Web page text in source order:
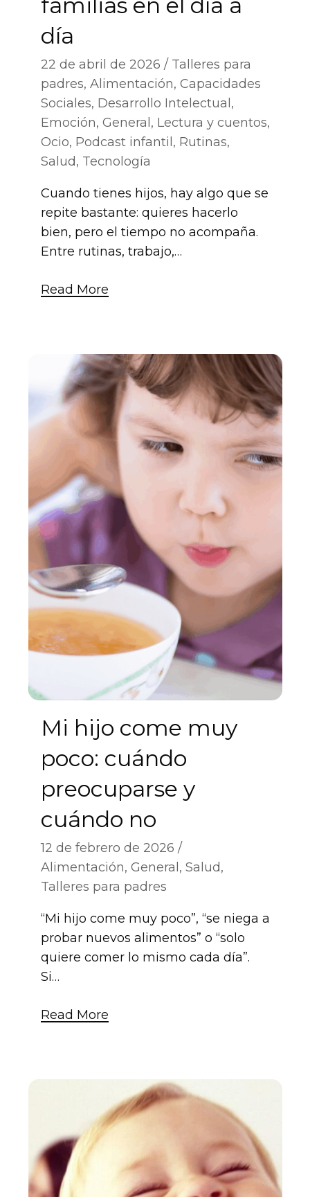
día
22 de abril de 2026
Talleres para
padres, Alimentación, Capacidades
Sociales, Desarrollo Intelectual,
Emoción, General, Lectura y cuentos,
Ocio, Podcast infantil, Rutinas,
Salud, Tecnología
Cuando tienes hijos, hay algo que se
repite bastante: quieres hacerlo
bien, pero el tiempo no acompaña.
Entre rutinas, trabajo,…
Read More
Mi hijo come muy
poco: cuándo
preocuparse y
cuándo no
12 de febrero de 2026
Alimentación, General, Salud,
Talleres para padres
“Mi hijo come muy poco”, “se niega a
probar nuevos alimentos” o “solo
quiere comer lo mismo cada día”.
Si…
Read More